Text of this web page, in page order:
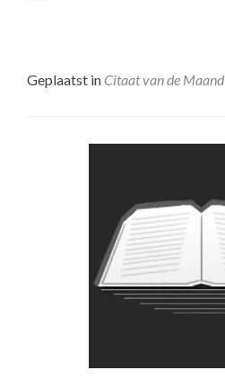
Geplaatst in Citaat van de Maand